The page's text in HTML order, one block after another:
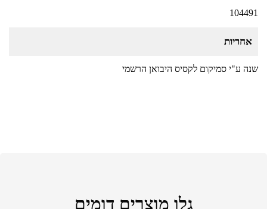
104491
אחריות
שנה ע"י סמיקום לקסיס היבואן הרשמי
גלו מוצרים דומים